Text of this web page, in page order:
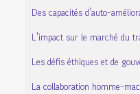
Des capacités d'auto-
L'impact sur le marché du
Les défis éthiques et de
La collaboration homme-